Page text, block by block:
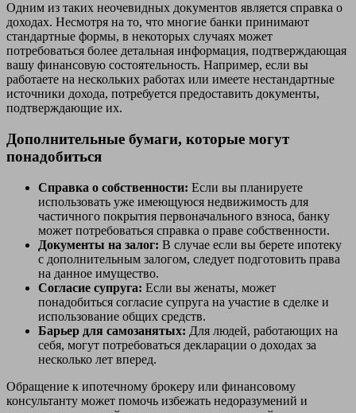
Одним из таких неочевидных документов является справка о
доходах. Несмотря на то, что многие банки принимают
стандартные формы, в некоторых случаях может
потребоваться более детальная информация, подтверждающая
вашу финансовую состоятельность. Например, если вы
работаете на нескольких работах или имеете нестандартные
источники дохода, потребуется предоставить документы,
подтверждающие их.
Дополнительные бумаги, которые могут
понадобиться
Справка о собственности: Если вы планируете
использовать уже имеющуюся недвижимость для
частичного покрытия первоначального взноса, банку
может потребоваться справка о праве собственности.
Документы на залог: В случае если вы берете ипотеку
с дополнительным залогом, следует подготовить права
на данное имущество.
Согласие супруга: Если вы женаты, может
понадобиться согласие супруга на участие в сделке и
использование общих средств.
Барьер для самозанятых: Для людей, работающих на
себя, могут потребоваться декларации о доходах за
несколько лет вперед.
Обращение к ипотечному брокеру или финансовому
консультанту может помочь избежать недоразумений и